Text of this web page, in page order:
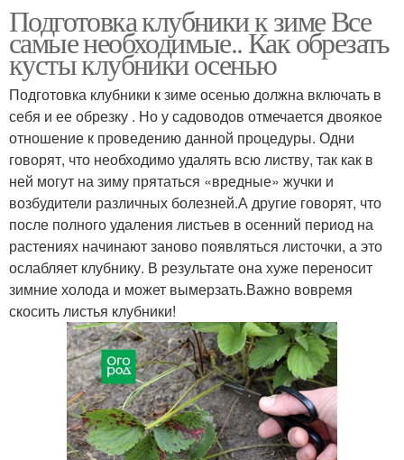
Подготовка клубники к зиме Все
самые необходимые.. Как обрезать
кусты клубники осенью
Подготовка клубники к зиме осенью должна включать в
себя и ее обрезку . Но у садоводов отмечается двоякое
отношение к проведению данной процедуры. Одни
говорят, что необходимо удалять всю листву, так как в
ней могут на зиму прятаться «вредные» жучки и
возбудители различных болезней.А другие говорят, что
после полного удаления листьев в осенний период на
растениях начинают заново появляться листочки, а это
ослабляет клубнику. В результате она хуже переносит
зимние холода и может вымерзать.Важно вовремя
скосить листья клубники!